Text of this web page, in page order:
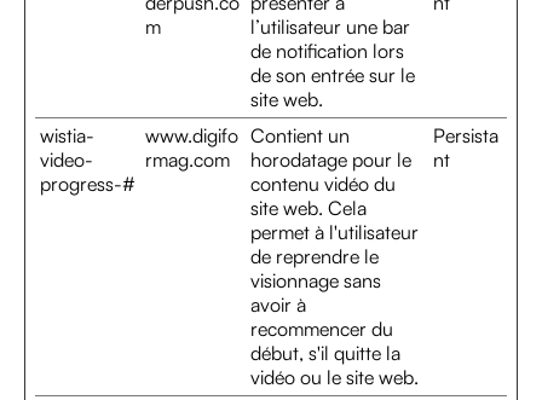
m
l’utilisateur une bar
de notification lors
de son entrée sur le
site web.
wistia-
video-
progress-#
www.digifo
rmag.com
Contient un
horodatage pour le
contenu vidéo du
site web. Cela
permet à l'utilisateur
de reprendre le
visionnage sans
avoir à
recommencer du
début, s'il quitte la
vidéo ou le site web.
Persista
nt